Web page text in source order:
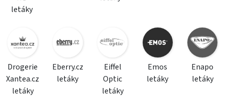
letáky
Drogerie
Xantea.cz
letáky
Eberry.cz
letáky
Eiffel
Optic
letáky
Emos
letáky
Enapo
letáky